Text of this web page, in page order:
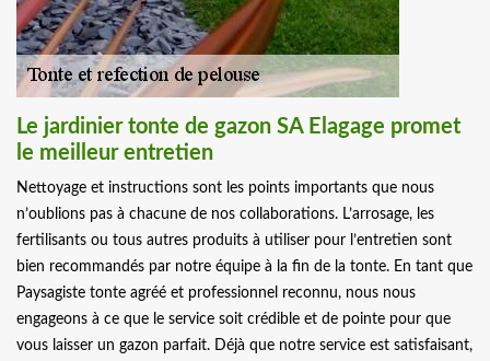
Le jardinier tonte de gazon SA Elagage promet
le meilleur entretien
Nettoyage et instructions sont les points importants que nous
n’oublions pas à chacune de nos collaborations. L’arrosage, les
fertilisants ou tous autres produits à utiliser pour l’entretien sont
bien recommandés par notre équipe à la fin de la tonte. En tant que
Paysagiste tonte agréé et professionnel reconnu, nous nous
engageons à ce que le service soit crédible et de pointe pour que
vous laisser un gazon parfait. Déjà que notre service est satisfaisant,